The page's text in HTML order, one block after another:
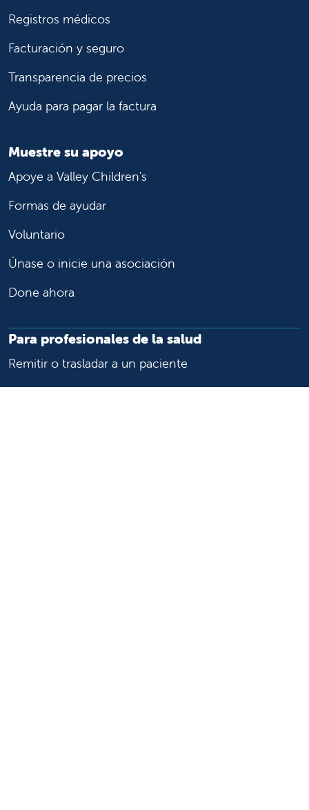
Registros médicos
Facturación y seguro
Transparencia de precios
Ayuda para pagar la factura
Muestre su apoyo
Apoye a Valley Children's
Formas de ayudar
Voluntario
Únase o inicie una asociación
Done ahora
Para profesionales de la salud
Remitir o trasladar a un paciente
Acceder a historias las clínicas